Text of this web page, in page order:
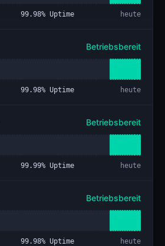
99.98% Uptime heute
Betriebsbereit
99.98% Uptime heute
Betriebsbereit
99.99% Uptime heute
Betriebsbereit
99.98% Uptime heute